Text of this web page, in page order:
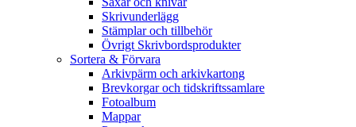
Skrivunderlägg
Stämplar och tillbehör
Övrigt Skrivbordsprodukter
Sortera & Förvara
Arkivpärm och arkivkartong
Brevkorgar och tidskriftssamlare
Fotoalbum
Mappar